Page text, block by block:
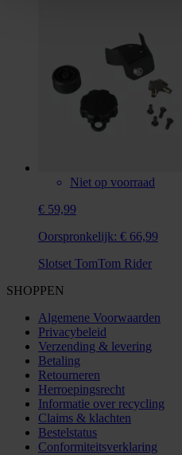
Niet op voorraad
€ 59,99
Oorspronkelijk: € 66,99
Slotset TomTom Rider
SHOPPEN
Algemene Voorwaarden
Privacybeleid
Verzending & levering
Betaling
Retourneren
Herroepingsrecht
Informatie over recycling
Claims & klachten
Bestelstatus
Conformiteitsverklaring